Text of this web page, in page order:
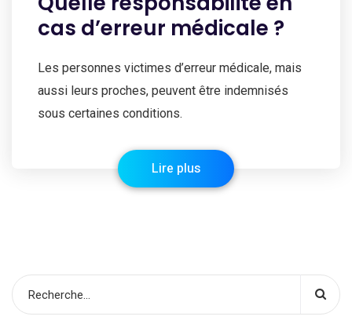
cas d’erreur médicale ?
Les personnes victimes d’erreur médicale, mais
aussi leurs proches, peuvent être indemnisés
sous certaines conditions.
Lire plus